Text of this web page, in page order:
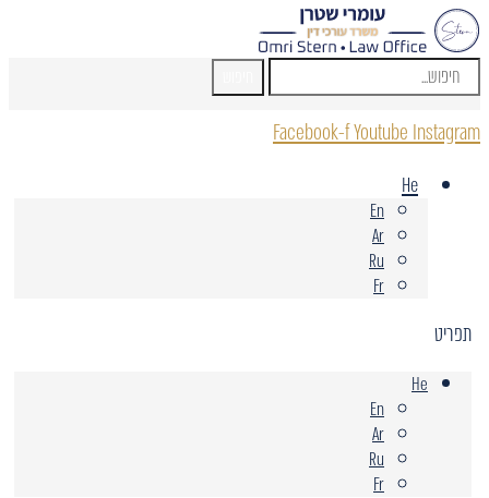
Facebook-fYoutube Instagram
He
En
Ar
Ru
Fr
תפריט
He
En
Ar
Ru
Fr